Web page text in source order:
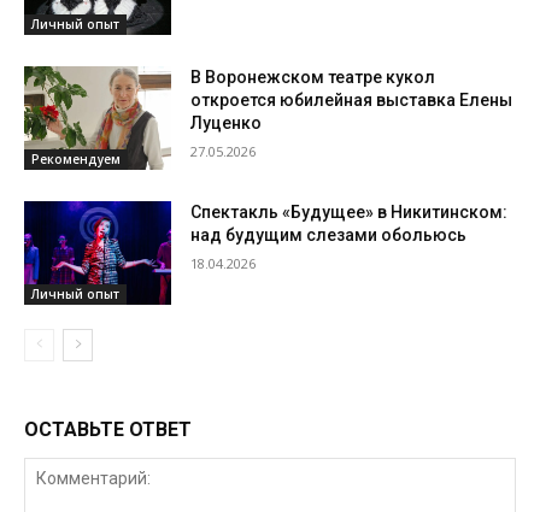
Личный опыт
Рекомендуем
В Воронежском театре кукол
откроется юбилейная выставка Елены
Луценко
27.05.2026
Личный опыт
Спектакль «Будущее» в Никитинском:
над будущим слезами обольюсь
18.04.2026
ОСТАВЬТЕ ОТВЕТ